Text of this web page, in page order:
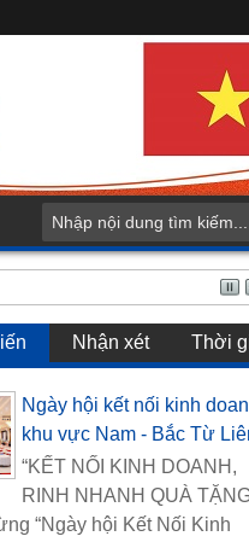
Nhận xét Thời
Ngày hội kết nối kinh
khu vực Nam - Bắc Từ
“KẾT NỐI KINH DOANH,
RINH NHANH QUÀ
“Ngày hội Kết Nối Kinh